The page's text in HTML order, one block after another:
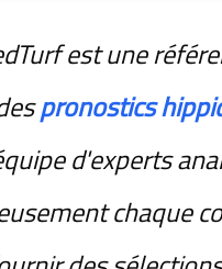
est une
pronostics
d'experts
chaque